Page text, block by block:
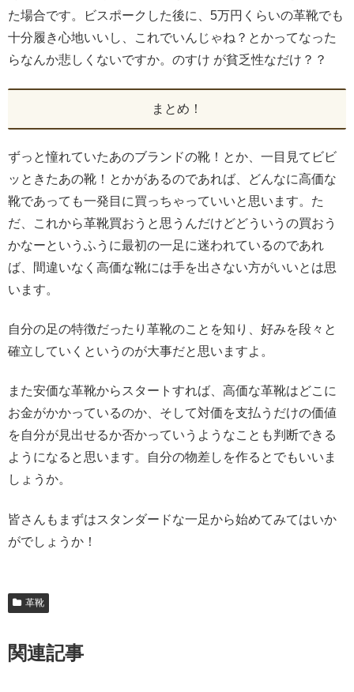
た場合です。ビスポークした後に、5万円くらいの革靴でも
十分履き心地いいし、これでいんじゃね？とかってなった
らなんか悲しくないですか。のすけ が貧乏性なだけ？？
まとめ！
ずっと憧れていたあのブランドの靴！とか、一目見てビビ
ッときたあの靴！とかがあるのであれば、どんなに高価な
靴であっても一発目に買っちゃっていいと思います。た
だ、これから革靴買おうと思うんだけどどういうの買おう
かなーというふうに最初の一足に迷われているのであれ
ば、間違いなく高価な靴には手を出さない方がいいとは思
います。
自分の足の特徴だったり革靴のことを知り、好みを段々と
確立していくというのが大事だと思いますよ。
また安価な革靴からスタートすれば、高価な革靴はどこに
お金がかかっているのか、そして対価を支払うだけの価値
を自分が見出せるか否かっていうようなことも判断できる
ようになると思います。自分の物差しを作るとでもいいま
しょうか。
皆さんもまずはスタンダードな一足から始めてみてはいか
がでしょうか！
革靴
関連記事